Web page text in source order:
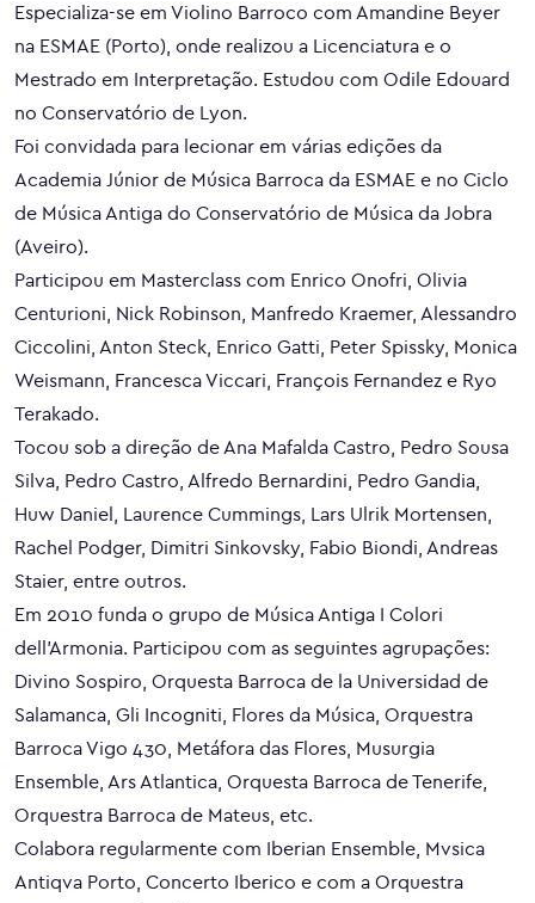
Especializa-se em Violino Barroco com Amandine Beyer
na ESMAE (Porto), onde realizou a Licenciatura e o
Mestrado em Interpretação. Estudou com Odile Edouard
no Conservatório de Lyon.
Foi convidada para lecionar em várias edições da
Academia Júnior de Música Barroca da ESMAE e no Ciclo
de Música Antiga do Conservatório de Música da Jobra
(Aveiro).
Participou em Masterclass com Enrico Onofri, Olivia
Centurioni, Nick Robinson, Manfredo Kraemer, Alessandro
Ciccolini, Anton Steck, Enrico Gatti, Peter Spissky, Monica
Weismann, Francesca Viccari, François Fernandez e Ryo
Terakado.
Tocou sob a direção de Ana Mafalda Castro, Pedro Sousa
Silva, Pedro Castro, Alfredo Bernardini, Pedro Gandia,
Huw Daniel, Laurence Cummings, Lars Ulrik Mortensen,
Rachel Podger, Dimitri Sinkovsky, Fabio Biondi, Andreas
Staier, entre outros.
Em 2010 funda o grupo de Música Antiga I Colori
dell’Armonia. Participou com as seguintes agrupações:
Divino Sospiro, Orquesta Barroca de la Universidad de
Salamanca, Gli Incogniti, Flores da Música, Orquestra
Barroca Vigo 430, Metáfora das Flores, Musurgia
Ensemble, Ars Atlantica, Orquesta Barroca de Tenerife,
Orquestra Barroca de Mateus, etc.
Colabora regularmente com Iberian Ensemble, Mvsica
Antiqva Porto, Concerto Iberico e com a Orquestra